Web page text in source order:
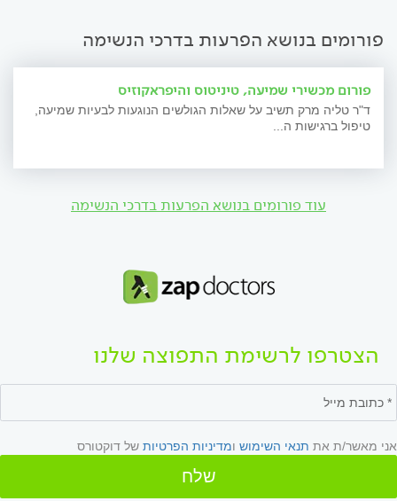
פורומים בנושא הפרעות בדרכי הנשימה
פורום מכשירי שמיעה, טיניטוס והיפראקוזיס
ד"ר טליה מרק תשיב על שאלות הגולשים הנוגעות לבעיות שמיעה,
טיפול ברגישות ה...
עוד פורומים בנושא הפרעות בדרכי הנשימה
הצטרפו לרשימת התפוצה שלנו
אני מאשר/ת את תנאי השימוש ומדיניות הפרטיות של דוקטורס
שלח